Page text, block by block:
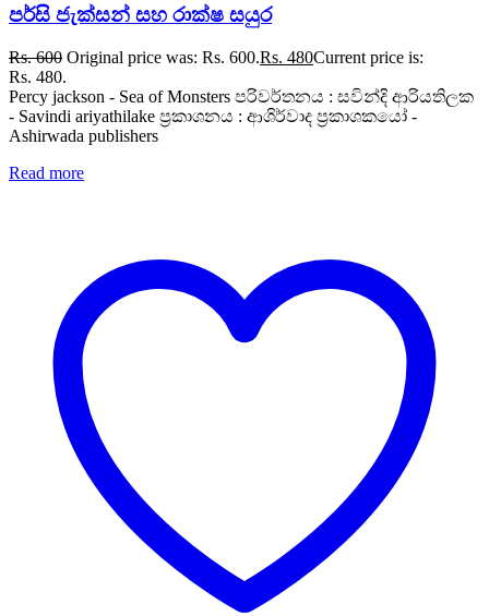
පර්සි ජැක්සන් සහ රාක්ෂ සයුර
Rs.600 Original price was: Rs. 600.Rs. 480Current price is:
Rs. 480.
Percy jackson - Sea of Monsters පරිවර්තනය : සවින්දි ආරියතිලක
- Savindi ariyathilake ප්‍රකාශනය : ආශිර්වාද ප්‍රකාශකයෝ -
Ashirwada publishers
Read more